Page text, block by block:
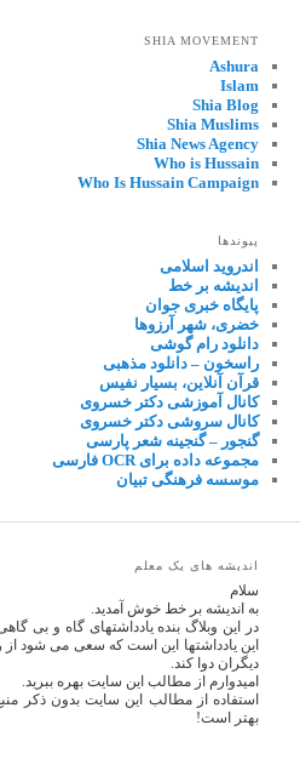
SHIA MOVEMENT
Ashura
Islam
Shia Blog
Shia Muslims
Shia News Agency
Who is Hussain
Who Is Hussain Campaign
پیوندها
اندروید اسلامی
اندیشه بر خط
پایگاه خبری جوان
خضری، شهر آرزوها
دانلود رام گوشی
راسخون – دانلود مذهبی
قرآن آنلاین، بسیار نفیس
کانال آموزشی دکتر خسروی
کانال سروشی دکتر خسروی
گنجور – گنجینه شعر پارسی
مجموعه داده برای OCR فارسی
موسسه فرهنگی تبیان
اندیشه های یک معلم
سلام
به اندیشه بر خط خوش آمدید.
در این وبلاگ بنده یادداشتهای گاه و بی
این یادداشتها این است که سعی می شود از
دیگران دوا کند.
امیدوارم از مطالب این سایت بهره ببرید.
استفاده از مطالب این سایت بدون ذکر
بهتر است!